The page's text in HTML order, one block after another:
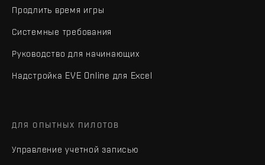
Продлить время игры
Системные требования
Руководство для начинающих
Надстройка EVE Online для Excel
ДЛЯ ОПЫТНЫХ ПИЛОТОВ
Управление учетной записью